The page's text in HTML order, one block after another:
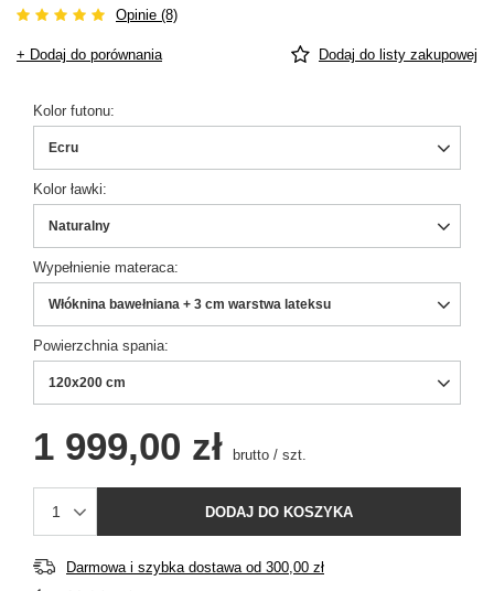
Opinie (8)
+ Dodaj do porównania Dodaj do listy zakupowej
Kolor futonu
Ecru
Kolor ławki
Naturalny
Wypełnienie materaca
Włóknina bawełniana + 3 cm warstwa lateksu
Powierzchnia spania
120x200 cm
1 999,00 zł brutto / szt.
DODAJ DO KOSZYKA
Darmowa i szybka dostawaod 300,00 zł